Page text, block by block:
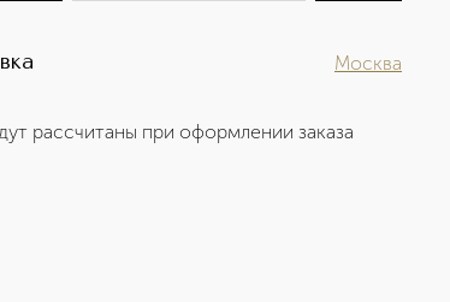
Москва
рассчитаны при оформлении заказа